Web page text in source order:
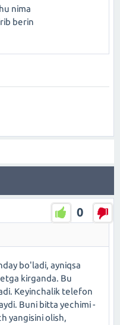
nima
berin
0
bo'ladi, ayniqsa
kirganda. Bu
Keyinchalik telefon
Buni bitta yechimi -
yangisini olish,